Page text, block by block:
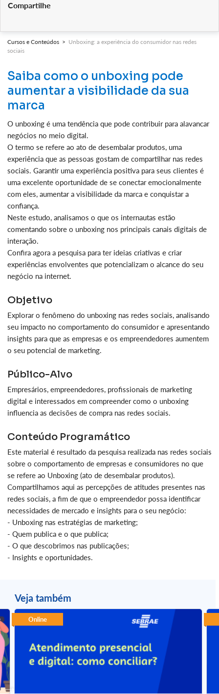
Cursos e Conteúdos > Unboxing: a experiência do consumidor nas redes
sociais
Saiba como o unboxing pode
aumentar a visibilidade da sua
marca
O unboxing é uma tendência que pode contribuir para alavancar
negócios no meio digital.
O termo se refere ao ato de desembalar produtos, uma
experiência que as pessoas gostam de compartilhar nas redes
sociais. Garantir uma experiência positiva para seus clientes é
uma excelente oportunidade de se conectar emocionalmente
com eles, aumentar a visibilidade da marca e conquistar a
confiança.
Neste estudo, analisamos o que os internautas estão
comentando sobre o unboxing nos principais canais digitais de
interação.
Confira agora a pesquisa para ter ideias criativas e criar
experiências envolventes que potencializam o alcance do seu
negócio na internet.
Objetivo
Explorar o fenômeno do unboxing nas redes sociais, analisando
seu impacto no comportamento do consumidor e apresentando
insights para que as empresas e os empreendedores aumentem
o seu potencial de marketing.
Público-Alvo
Empresários, empreendedores, profissionais de marketing
digital e interessados em compreender como o unboxing
influencia as decisões de compra nas redes sociais.
Conteúdo Programático
Este material é resultado da pesquisa realizada nas redes sociais
sobre o comportamento de empresas e consumidores no que
se refere ao Unboxing (ato de desembalar produtos).
Compartilhamos aqui as percepções de atitudes presentes nas
redes sociais, a fim de que o empreendedor possa identificar
necessidades de mercado e insights para o seu negócio:
- Unboxing nas estratégias de marketing;
- Quem publica e o que publica;
- O que descobrimos nas publicações;
- Insights e oportunidades.
Veja também
Online
Compartilhe